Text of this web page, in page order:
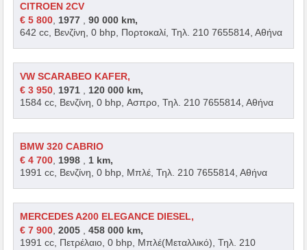
CITROEN 2CV
€ 5 800 1977 ,90 000 km,
642 cc, Βενζίνη, 0 bhp, Πορτοκαλί, Τηλ. 210 7655814, Αθήνα
VW SCARABEO KAFER,
€ 3 950 1971
120 000 km,
1584 cc, Βενζίνη, 0 bhp, Ασπρο, Τηλ. 210 7655814, Αθήνα
BMW 320 CABRIO
€ 4 700 1998
1 km,
1991 cc, Βενζίνη, 0 bhp, Μπλέ, Τηλ. 210 7655814, Αθήνα
MERCEDES A200 ELEGANCE DIESEL,
€ 7 900 ,2005 ,458 000 km,
1991 cc, Πετρέλαιο, 0 bhp, Μπλέ(Μεταλλικό), Τηλ. 210